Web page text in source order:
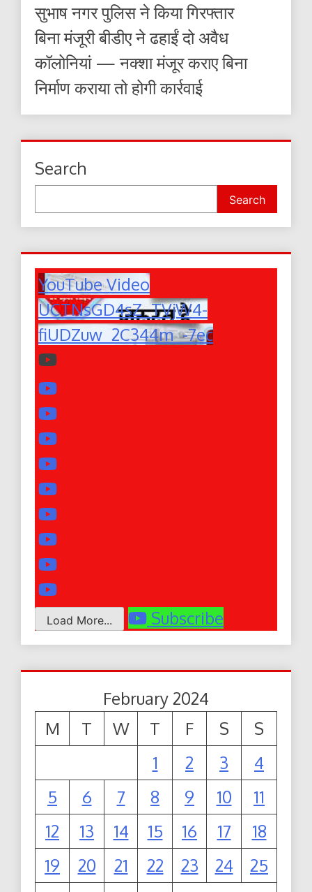
सुभाष नगर पुलिस ने किया गिरफ्तार
बिना मंजूरी बीडीए ने ढहाईं दो अवैध
कॉलोनियां — नक्शा मंजूर कराए बिना
निर्माण कराया तो होगी कार्रवाई
Search
Search
YouTube Video
UCTNsGD4sZ_TVjW4-
fiUDZuw_2C344m_-7ec
Load More... Subscribe
February 2024
M
T W T F S
S
1
2 3
4
5
6 7 8 9 10
11
12
13 14 15 16 17
18
19
20 21 22 23 24
25